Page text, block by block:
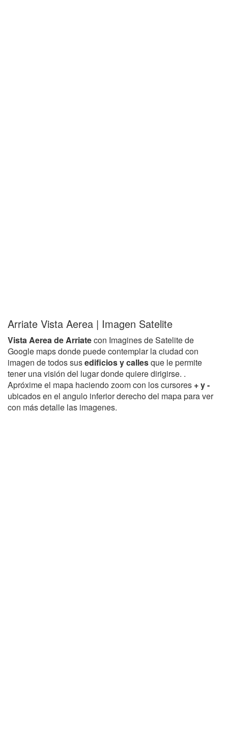
Arriate Vista Aerea | Imagen Satelite
Vista Aerea de Arriatecon Imagines de Satelite de
Google maps donde puede contemplar la ciudad con
imagen de todos susedificios y callesque le permite
tener una visión del lugar donde quiere dirigirse. .
Apróxime el mapa haciendo zoom con los cursores + y -
ubicados en el angulo inferior derecho del mapa para ver
con más detalle las imagenes.